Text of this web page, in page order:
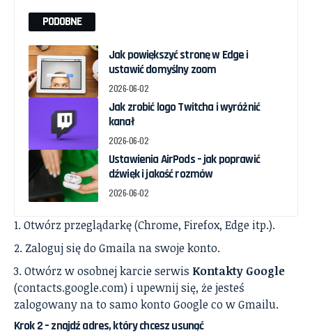
PODOBNE
Jak powiększyć stronę w Edge i
ustawić domyślny zoom
2026-06-02
Jak zrobić logo Twitcha i wyróżnić
kanał
2026-06-02
Ustawienia AirPods – jak poprawić
dźwięk i jakość rozmów
2026-06-02
Otwórz przeglądarkę (Chrome, Firefox, Edge itp.).
Zaloguj się do Gmaila na swoje konto.
Otwórz w osobnej karcie serwis Kontakty Google
(contacts.google.com) i upewnij się, że jesteś
zalogowany na to samo konto Google co w Gmailu.
Krok 2 – znajdź adres, który chcesz usunąć